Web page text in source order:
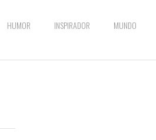
HUMOR INSPIRADOR MUNDO